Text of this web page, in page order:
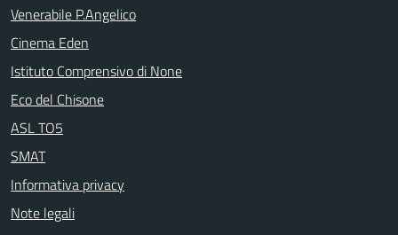
Venerabile P.Angelico
Cinema Eden
Istituto Comprensivo di None
Eco del Chisone
ASL TO5
SMAT
Informativa privacy
Note legali